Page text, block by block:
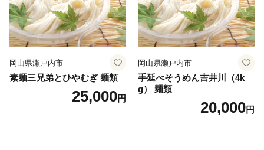
岡山県瀬戸内市
素麺三兄弟とひやむぎ 麺類
25,000円
岡山県瀬戸内市
手延べそうめん吉井川（4k
g） 麺類
20,000円